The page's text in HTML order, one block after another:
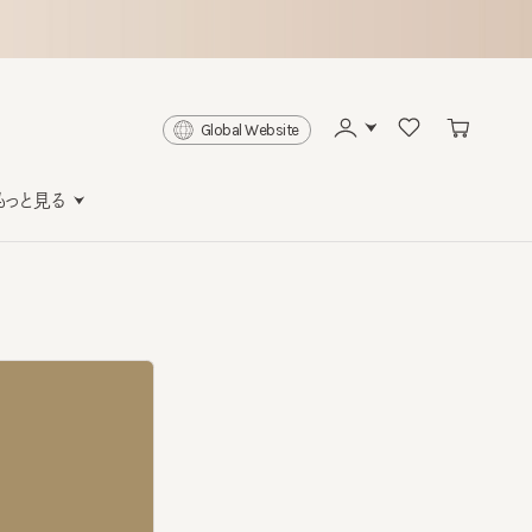
Global Website
る